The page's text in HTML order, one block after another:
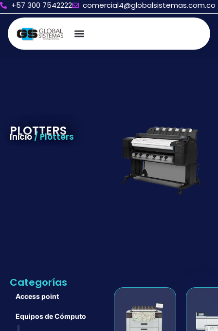
+57 300 7542222 comercial4@globalsistemas.com.co
PLOTTERS
Inicio / Plotters
Categorías
Access point
Equipos de Cómputo